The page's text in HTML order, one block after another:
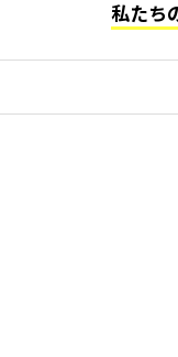
私たち